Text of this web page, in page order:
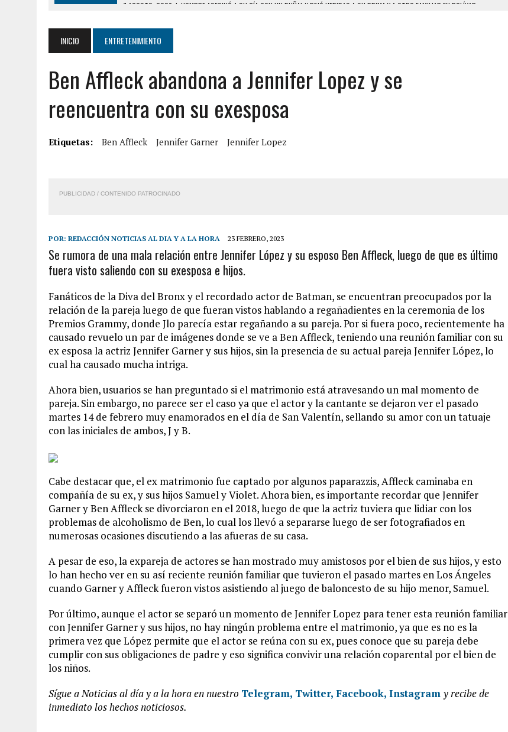
6 AGOSTO, 2026 | MISTERIOSA MUERTE DE MODELO EN MONAGAS: HALLARON EL CUERPO DENTRO DE SU CASA
6 AGOSTO, 2026
BARINAS: ADOLESCENTE SE QUITÓ LA VIDA TRAS SER ACOSADA Y ABUSADA POR LA PAREJA DE SU ABUELA
6 AGOSTO, 2026
CONMOCIÓN EN COLORADO POR ASESINATO DE UNA ADOLESCENTE VENEZOLANA EN REUNIÓN CON AMIGOS
5 AGOSTO, 2026 |
PRESUNTO BROTE PSICÓTICO POR FALTA DE TRATAMIENTO DESENCADENÓ TRAGEDIA FAMILIAR
8 AGOSTO, 2026
BOMBEROS DE CARACAS COMBATIERON INCENDIO DE GRAN MAGNITUD EN ZONA INDUSTRIAL DE EL LLANITO
INICIO ENTRETENIMIENTO
Ben Affleck abandona a Jennifer Lopez y se
reencuentra con su exesposa
Etiquetas: Ben Affleck Jennifer Garner Jennifer Lopez
PUBLICIDAD / CONTENIDO PATROCINADO
POR: REDACCIÓN NOTICIAS AL DIA Y A LA HORA 23 FEBRERO, 2023
Se rumora de una mala relación entre Jennifer López y su esposo Ben Affleck, luego de que es último
fuera visto saliendo con su exesposa e hijos.
Fanáticos de la Diva del Bronx y el recordado actor de Batman, se encuentran preocupados por la
relación de la pareja luego de que fueran vistos hablando a regañadientes en la ceremonia de los
Premios Grammy, donde Jlo parecía estar regañando a su pareja. Por si fuera poco, recientemente ha
causado revuelo un par de imágenes donde se ve a Ben Affleck, teniendo una reunión familiar con su
ex esposa la actriz Jennifer Garner y sus hijos, sin la presencia de su actual pareja Jennifer López, lo
cual ha causado mucha intriga.
Ahora bien, usuarios se han preguntado si el matrimonio está atravesando un mal momento de
pareja. Sin embargo, no parece ser el caso ya que el actor y la cantante se dejaron ver el pasado
martes 14 de febrero muy enamorados en el día de San Valentín, sellando su amor con un tatuaje
con las iniciales de ambos, J y B.
Cabe destacar que, el ex matrimonio fue captado por algunos paparazzis, Affleck caminaba en
compañía de su ex, y sus hijos Samuel y Violet. Ahora bien, es importante recordar que Jennifer
Garner y Ben Affleck se divorciaron en el 2018, luego de que la actriz tuviera que lidiar con los
problemas de alcoholismo de Ben, lo cual los llevó a separarse luego de ser fotografiados en
numerosas ocasiones discutiendo a las afueras de su casa.
A pesar de eso, la expareja de actores se han mostrado muy amistosos por el bien de sus hijos, y esto
lo han hecho ver en su así reciente reunión familiar que tuvieron el pasado martes en Los Ángeles
cuando Garner y Affleck fueron vistos asistiendo al juego de baloncesto de su hijo menor, Samuel.
Por último, aunque el actor se separó un momento de Jennifer Lopez para tener esta reunión familiar
con Jennifer Garner y sus hijos, no hay ningún problema entre el matrimonio, ya que es no es la
primera vez que López permite que el actor se reúna con su ex, pues conoce que su pareja debe
cumplir con sus obligaciones de padre y eso significa convivir una relación coparental por el bien de
los niños.
Sígue a Noticias al día y a la hora ennuestro Telegram, Twitter, Facebook, Instagram y recibe de
inmediato los hechos noticiosos.